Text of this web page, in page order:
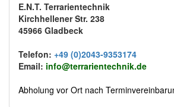
E.N.T. Terrarientechnik
Kirchhellener Str. 238
45966 Gladbeck
Telefon: +49 (0)2043-9353174
Email: info@terrarientechnik.de
Abholung vor Ort nach